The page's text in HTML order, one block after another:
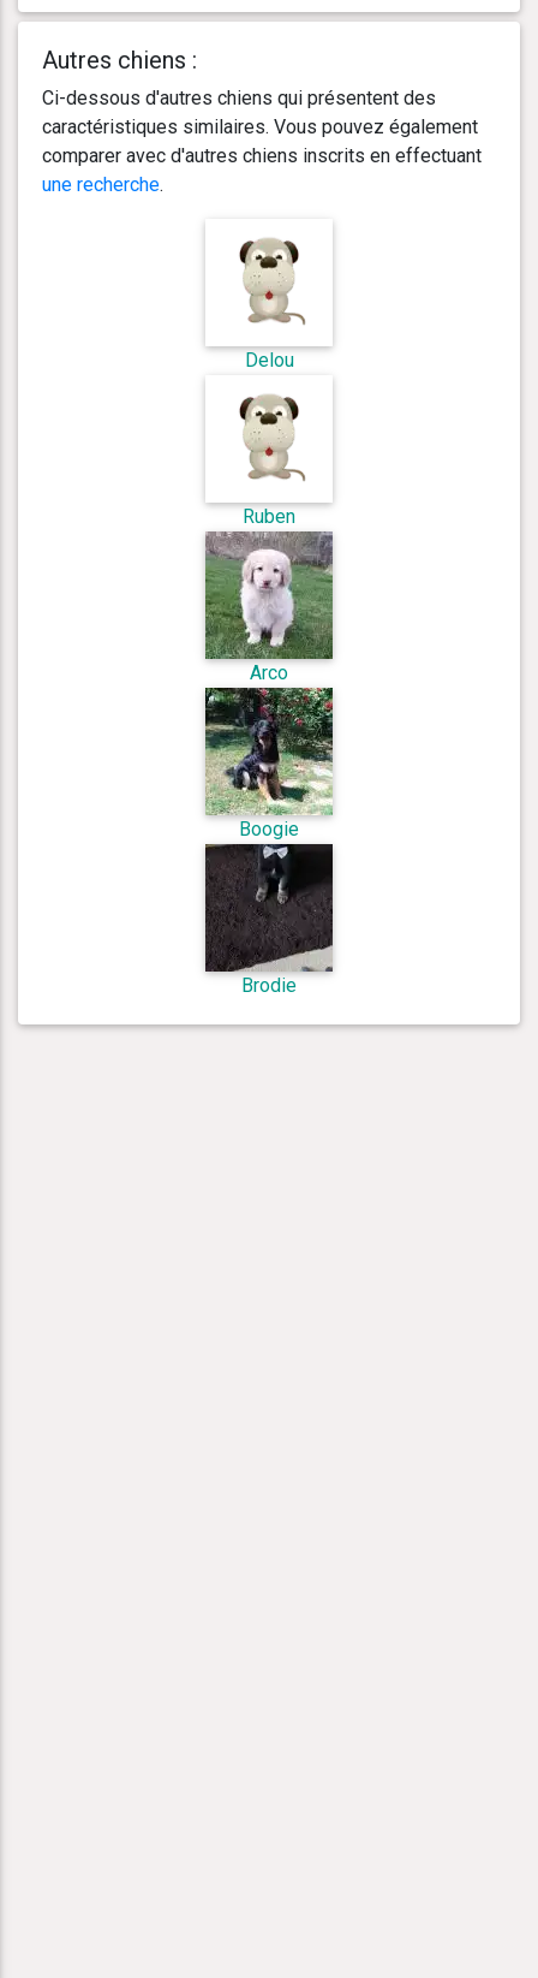
Autres chiens :
Ci-dessous d'autres chiens qui présentent des
caractéristiques similaires. Vous pouvez également
comparer avec d'autres chiens inscrits en effectuant
une recherche.
Delou
Ruben
Arco
Boogie
Brodie